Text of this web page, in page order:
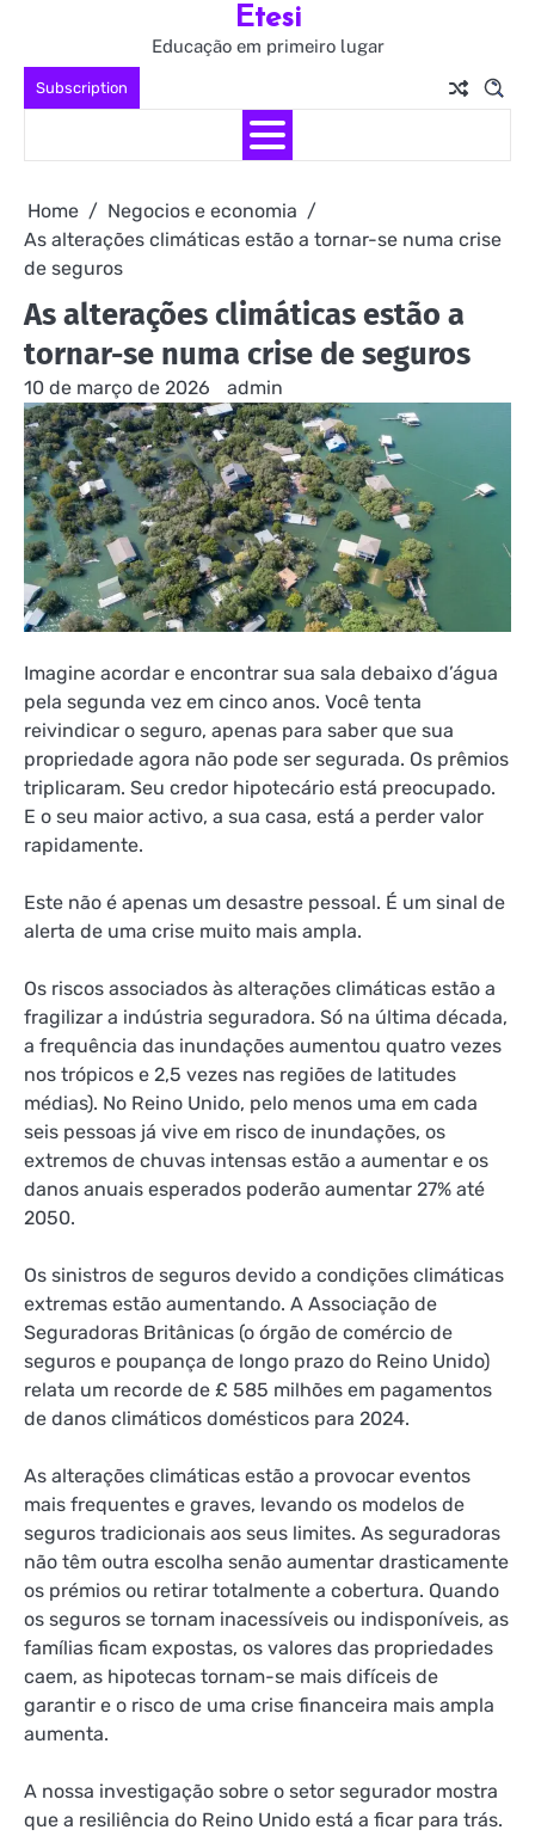
content
Subscription
Etesi
Educação em primeiro lugar
Home
Negocios e economia
As alterações climáticas estão a tornar-se numa crise
de seguros
As alterações climáticas estão a
tornar-se numa crise de seguros
10 de março de 2026 admin
Imagine acordar e encontrar sua sala debaixo d’água
pela segunda vez em cinco anos. Você tenta
reivindicar o seguro, apenas para saber que sua
propriedade agora não pode ser segurada. Os prêmios
triplicaram. Seu credor hipotecário está preocupado.
E o seu maior activo, a sua casa, está a perder valor
rapidamente.
Este não é apenas um desastre pessoal. É um sinal de
alerta de uma crise muito mais ampla.
Os riscos associados às alterações climáticas estão a
fragilizar a indústria seguradora. Só na última década,
a frequência das inundações aumentou quatro vezes
nos trópicos e 2,5 vezes nas regiões de latitudes
médias). No Reino Unido, pelo menos uma em cada
seis pessoas já vive em risco de inundações, os
extremos de chuvas intensas estão a aumentar e os
danos anuais esperados poderão aumentar 27% até
2050.
Os sinistros de seguros devido a condições climáticas
extremas estão aumentando. A Associação de
Seguradoras Britânicas (o órgão de comércio de
seguros e poupança de longo prazo do Reino Unido)
relata um recorde de £ 585 milhões em pagamentos
de danos climáticos domésticos para 2024.
As alterações climáticas estão a provocar eventos
mais frequentes e graves, levando os modelos de
seguros tradicionais aos seus limites. As seguradoras
não têm outra escolha senão aumentar drasticamente
os prémios ou retirar totalmente a cobertura. Quando
os seguros se tornam inacessíveis ou indisponíveis, as
famílias ficam expostas, os valores das propriedades
caem, as hipotecas tornam-se mais difíceis de
garantir e o risco de uma crise financeira mais ampla
aumenta.
A nossa investigação sobre o setor segurador mostra
que a resiliência do Reino Unido está a ficar para trás.